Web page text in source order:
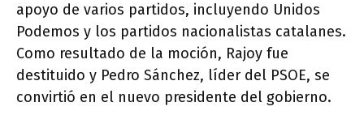
apoyo de varios partidos, incluyendo Unidos
Podemos y los partidos nacionalistas catalanes.
Como resultado de la moción, Rajoy fue
destituido y Pedro Sánchez, líder del PSOE, se
convirtió en el nuevo presidente del gobierno.